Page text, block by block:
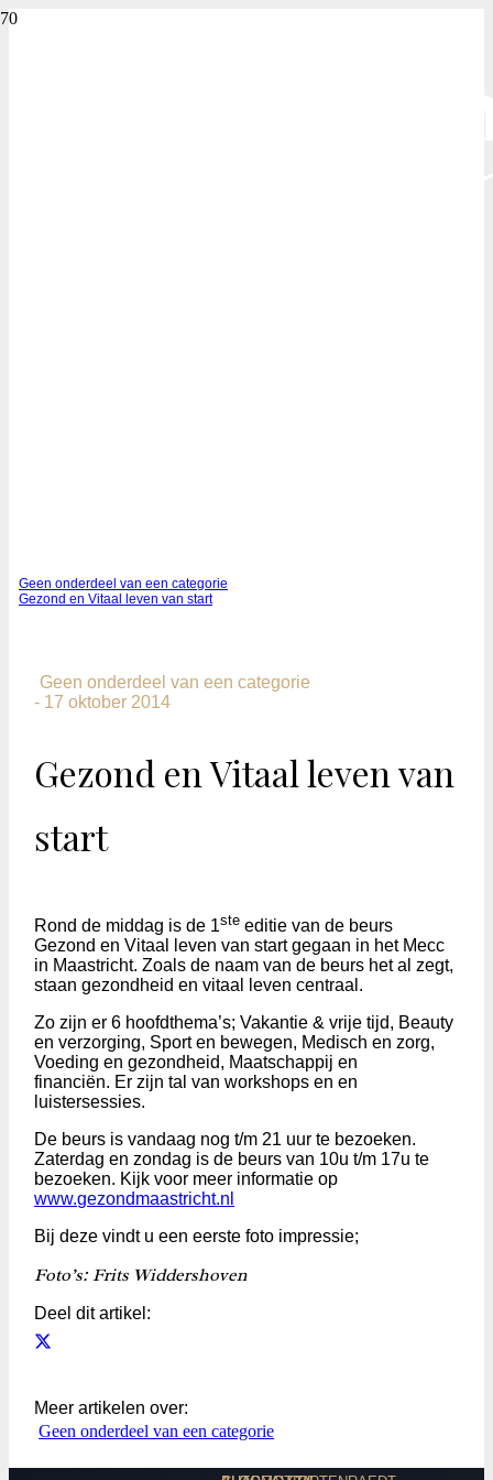
Geen onderdeel van een categorie
Gezond en Vitaal leven van start
Geen onderdeel van een categorie
- 17 oktober 2014
Gezond en Vitaal leven van
start
Rond de middag is de 1ste editie van de beurs
Gezond en Vitaal leven van start gegaan in het Mecc
in Maastricht. Zoals de naam van de beurs het al zegt,
staan gezondheid en vitaal leven centraal.
Zo zijn er 6 hoofdthema’s; Vakantie & vrije tijd, Beauty
en verzorging, Sport en bewegen, Medisch en zorg,
Voeding en gezondheid, Maatschappij en
financiën. Er zijn tal van workshops en en
luistersessies.
De beurs is vandaag nog t/m 21 uur te bezoeken.
Zaterdag en zondag is de beurs van 10u t/m 17u te
bezoeken. Kijk voor meer informatie op
www.gezondmaastricht.nl
Bij deze vindt u een eerste foto impressie;
Foto’s: Frits Widdershoven
Deel dit artikel:
Meer artikelen over:
Geen onderdeel van een categorie